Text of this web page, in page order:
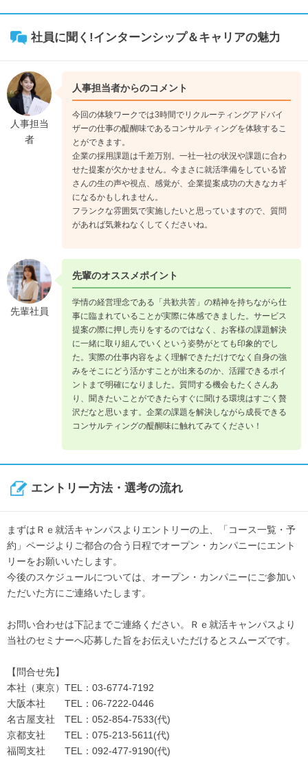
社員に聞く!インターンシップ＆キャリアの魅力
人事担当
者
人事担当者からのコメント
今回の体験ワークでは3時間でリクルーティングアドバイ
ザーの仕事の醍醐味であるコンサルティングを体験するこ
とができます。
企業の採用課題は千差万別。一社一社の状況や課題に合わ
せた提案が欠かせません。今まさに就活準備をしている皆
さんの生の声や視点、感覚が、企業提案成功の大きなカギ
になるかもしれません。
フランクな雰囲気で実施したいと思っていますので、質問
があれば気兼ねなくしてくださいね。
先輩社員
先輩のオススメポイント
学情の経営理念である「共歓共苦」の精神を持ちながら仕
事に臨まれていることが実際に体感できました。サービス
提案の際に押し売りをするのではなく、お客様の課題解決
に一緒に取り組んでいくという姿勢がとても印象的でし
た。実際の仕事内容をよく理解できただけでなく自身の強
みをそこにどう活かすことが出来るのか、活躍できるポイ
ントまで明確になりました。質問する機会もたくさんあ
り、聞きたいことができたらすぐに聞ける環境はすごく贅
沢だなと思います。企業の課題を解決しながら成長できる
コンサルティングの醍醐味に触れてみてください！
エントリー方法・選考の流れ
まずはＲｅ就活キャンパスよりエントリーの上、「コース一覧・予
約」ページよりご都合の合う日程でオープン・カンパニーにエント
リーをお願いいたします。
今後のスケジュールについては、オープン・カンパニーにご参加い
ただいた方にご連絡いたします。
お問い合わせは下記までご連絡ください。Ｒｅ就活キャンパスより
当社のセミナーへ応募した旨をお伝えいただけるとスムーズです。
【問合せ先】
本社（東京）TEL：03-6774-7192
大阪本社 TEL：06-7222-0446
名古屋支社 TEL：052-854-7533(代)
京都支社 TEL：075-213-5611(代)
福岡支社 TEL：092-477-9190(代)